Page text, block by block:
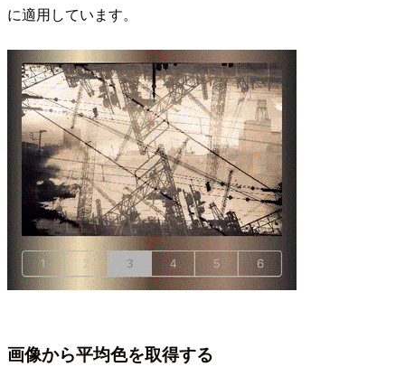
に適用しています。
画像から平均色を取得する